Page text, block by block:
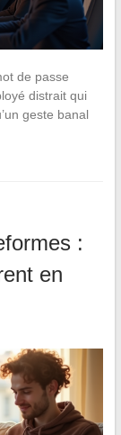
de passe
distrait qui
geste banal
:
en